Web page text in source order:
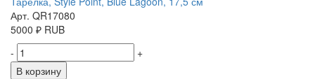
Арт. QR17080
5000 ₽ RUB
-
+
В корзину